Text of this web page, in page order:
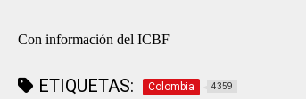
Con información del ICBF
ETIQUETAS: Colombia 4359